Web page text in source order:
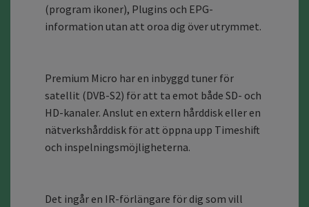
(program ikoner), Plugins och EPG-
information utan att oroa dig över utrymmet.
Premium Micro har en inbyggd tuner för
satellit (DVB-S2) för att ta emot både SD- och
HD-kanaler. Anslut en extern hårddisk eller en
nätverkshårddisk för att öppna upp Timeshift
och inspelningsmöjligheterna.
Det ingår en IR-förlängare för dig som vill